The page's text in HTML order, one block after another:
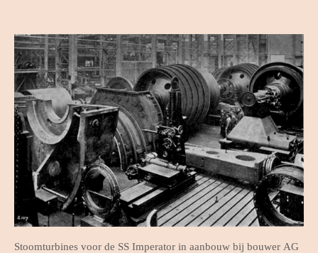
Stoomturbines voor de SS Imperator in aanbouw bij bouwer AG